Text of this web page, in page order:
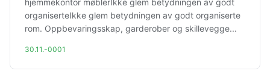
hjemmekontor møblerIkke glem betydningen av godt
organiserteIkke glem betydningen av godt organiserte
rom. Oppbevaringsskap, garderober og skillevegge...
30.11.-0001